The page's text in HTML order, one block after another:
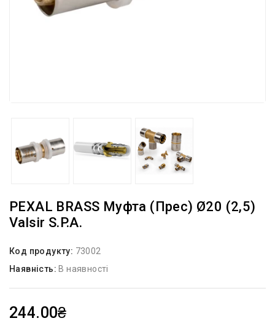
PEXAL BRASS Муфта (прес) Ø20 (2,5)
Valsir S.p.A.
Код продукту: 73002
Наявність: В наявності
244.00₴